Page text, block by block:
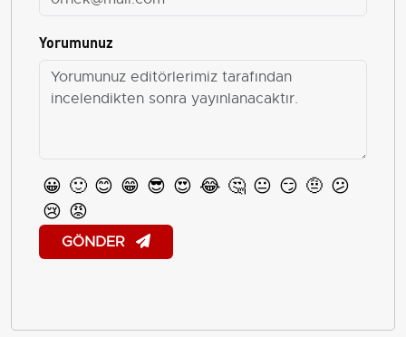
Yorumunuz
😀 🙂 😊 😁 😎 😍 😂 🤔 😐 😏 🤨 😕
😢 😡
GÖNDER